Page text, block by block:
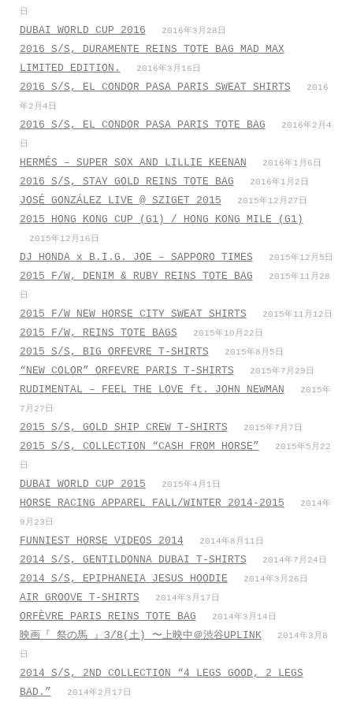
日
DUBAI WORLD CUP 2016 2016年3月28日
2016 S/S, DURAMENTE REINS TOTE BAG MAD MAX
LIMITED EDITION.
2016年3月16日
2016 S/S, EL CONDOR PASA PARIS SWEAT SHIRTS
2016
年2月4日
2016 S/S, EL CONDOR PASA PARIS TOTE BAG
2016年2月4
日
HERMÉS – SUPER SOX AND LILLIE KEENAN 2016年1月6日
2016 S/S, STAY GOLD REINS TOTE BAG 2016年1月2日
JOSÉ GONZÁLEZ LIVE @ SZIGET 2015 2015年12月27日
2015 HONG KONG CUP (G1) / HONG KONG MILE (G1)
2015年12月16日
DJ HONDA x B.I.G. JOE – SAPPORO TIMES 2015年12月5日
2015 F/W, DENIM & RUBY REINS TOTE BAG
2015年11月28
日
2015 F/W NEW HORSE CITY SWEAT SHIRTS 2015年11月12日
2015 F/W, REINS TOTE BAGS 2015年10月22日
2015 S/S, BIG ORFEVRE T-SHIRTS 2015年8月5日
“NEW COLOR” ORFEVRE PARIS T-SHIRTS 2015年7月29日
RUDIMENTAL – FEEL THE LOVE ft. JOHN NEWMAN
2015年
7月27日
2015 S/S, GOLD SHIP CREW T-SHIRTS 2015年7月7日
2015 S/S, COLLECTION “CASH FROM HORSE”
2015年5月22
日
DUBAI WORLD CUP 2015 2015年4月1日
HORSE RACING APPAREL FALL/WINTER 2014-2015
2014年
9月23日
FUNNIEST HORSE VIDEOS 2014 2014年8月11日
2014 S/S, GENTILDONNA DUBAI T-SHIRTS 2014年7月24日
2014 S/S, EPIPHANEIA JESUS HOODIE 2014年3月26日
AIR GROOVE T-SHIRTS 2014年3月17日
ORFÈVRE PARIS REINS TOTE BAG 2014年3月14日
映画『 祭の馬 』3/8(土) 〜上映中＠渋谷UPLINK
2014年3月8
日
2014 S/S, 2ND COLLECTION “4 LEGS GOOD, 2 LEGS
BAD.”
2014年2月17日